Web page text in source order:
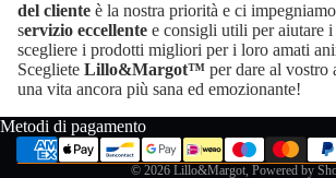
del cliente è la nostra priorità e ci
servizio eccellente e consigli utili per aiutare
scegliere i prodotti migliori per i loro amati
Scegliete Lillo&Margot™ per dare al vostro
una vita ancora più sana ed emozionante!
Metodi di pagamento
© 2026 Lillo&Margot, Powered by
Informativa sui rimborsi
Informativa sulla privacy
Termini e condizioni del servizio
Informativa sulle spedizioni
Recapiti